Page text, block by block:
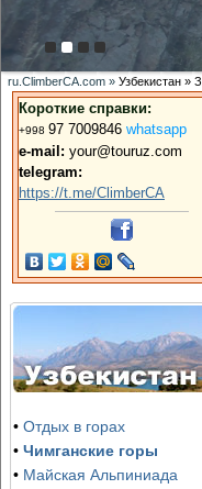
Озеро
даты
Отправка группы —
ru.ClimberCA.com » Узбекистан »
Короткие справки:
+998 97 7009846 whatsapp
e-mail: your@touruz.com
telegram:
https://t.me/ClimberCA
• Отдых в горах
• Чимганские горы
• Майская Альпиниада